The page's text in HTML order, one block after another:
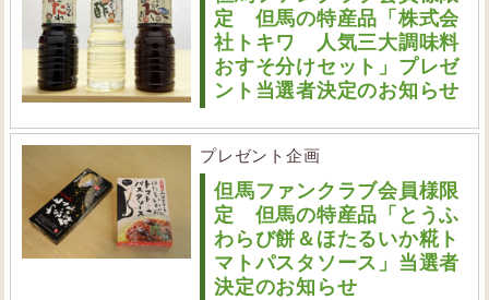
定 但馬の特産品「株式会
社トキワ 人気三大調味料
おすそ分けセット」プレゼ
ント当選者決定のお知らせ
プレゼント企画
但馬ファンクラブ会員様限
定 但馬の特産品「とうふ
わらび餅＆ほたるいか糀ト
マトパスタソース」当選者
決定のお知らせ